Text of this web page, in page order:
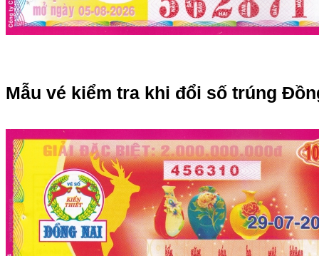
Mẫu vé kiểm tra khi đổi số trúng